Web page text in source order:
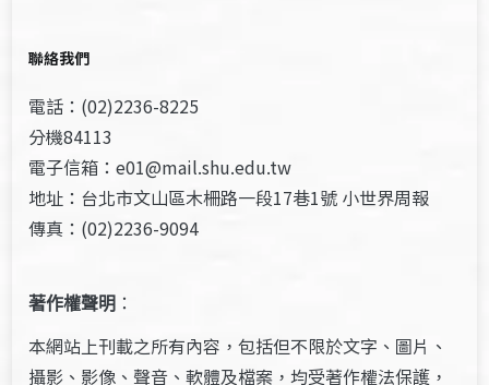
聯絡我們
電話：(02)2236-8225
分機84113
電子信箱：e01@mail.shu.edu.tw
地址：台北市文山區木柵路一段17巷1號 小世界周報
傳真：(02)2236-9094
著作權聲明 ：
本網站上刊載之所有內容，包括但不限於文字、圖片、
攝影、影像、聲音、軟體及檔案，均受著作權法保護，